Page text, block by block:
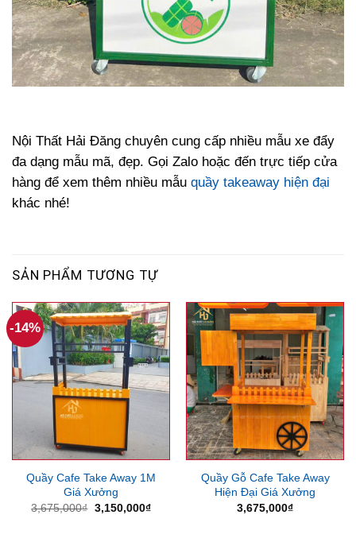
Nội Thất Hải Đăng chuyên cung cấp nhiều mẫu xe đẩy
đa dạng mẫu mã, đẹp. Gọi Zalo hoặc đến trực tiếp cửa
hàng để xem thêm nhiều mẫu quầy takeaway hiện đại
khác nhé!
SẢN PHẨM TƯƠNG TỰ
-14%
Quầy Cafe Take Away 1M
Giá Xưởng
3,675,000₫ Giá
gốc
3,150,000₫Giá
Quầy Gỗ Cafe Take Away
Hiện Đại Giá Xưởng
3,675,000₫